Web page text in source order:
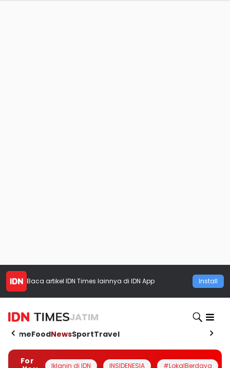
Baca artikel IDN Times lainnya di IDN App Install
JATIM
HomeFoodNewsSportTravel
For
Iklanin di IDN INSIDENESIA #LokalBerdaya